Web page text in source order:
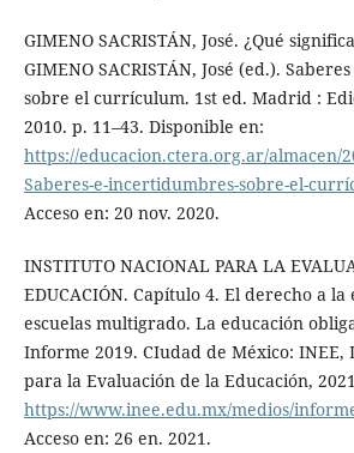
GIMENO SACRISTÁN, José. ¿Qué
GIMENO SACRISTÁN, José (ed.).
sobre el currículum. 1st ed. Madrid :
2010. p. 11–43. Disponible en:
https://educacion.ctera.org.ar/almacen/
Saberes-e-incertidumbres-sobre-el-
Acceso en: 20 nov. 2020.
INSTITUTO NACIONAL PARA LA
EDUCACIÓN. Capítulo 4. El derecho a
escuelas multigrado. La educación
Informe 2019. CIudad de México: INEE,
para la Evaluación de la Educación,
https://www.inee.edu.mx/medios/
Acceso en: 26 en. 2021.